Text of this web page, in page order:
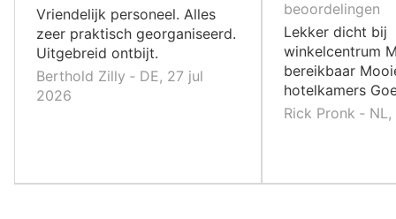
,
Vriendelijk personeel. Alles
zeer praktisch georganiseerd.
Uitgebreid ontbijt.
Berthold Zilly ‐ DE, 27 jul
2026
10
,
beoordelingen
Lekker dicht bij
winkelcentrum
bereikbaar
hotelkamers
Rick Pronk ‐